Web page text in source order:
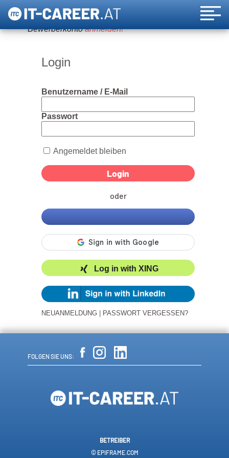
Um diese Funktion nutzen zu können, bitte ein
Bewerberkontoanmelden!
Login
Benutzername / E-Mail
Passwort
Angemeldet bleiben
oder
Log in with XING
NEUANMELDUNG PASSWORT VERGESSEN?
FOLGEN SIE UNS:
BETREIBER
© EPIFRAME.COM